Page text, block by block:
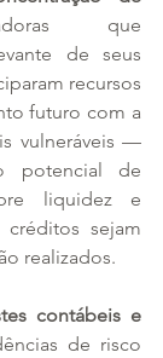
que
de seus
recursos
futuro com a
vulneráveis —
potencial de
liquidez e
créditos sejam
realizados.
contábeis e
de risco